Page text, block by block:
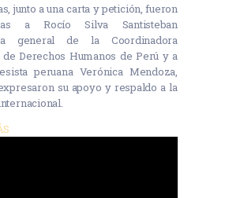
junto a una carta y petición, fueron
a Rocío Silva Santisteban
general de la Coordinadora
Derechos Humanos de Perú y a
peruana Verónica Mendoza,
su apoyo y respaldo a la